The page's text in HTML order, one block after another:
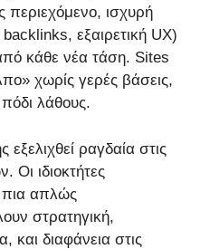
περιεχόμενο, ισχυρή
εξαιρετική UX)
κάθε νέα τάση. Sites
χωρίς γερές βάσεις,
λάθους.
ραγδαία στις
Οι ιδιοκτήτες
πια απλώς
στρατηγική,
και διαφάνεια στις